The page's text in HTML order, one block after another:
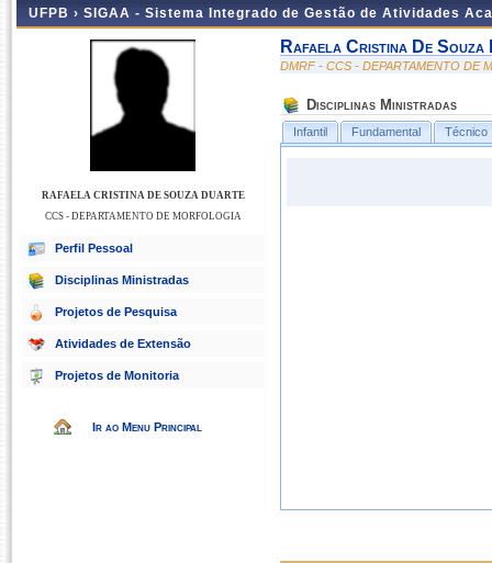
UFPB › SIGAA - Sistema Integrado de Gestão de Atividades
RAFAELA CRISTINA DE SOUZA DUARTE
CCS - DEPARTAMENTO DE MORFOLOGIA
Perfil Pessoal
Disciplinas Ministradas
Projetos de Pesquisa
Atividades de Extensão
Projetos de Monitoria
Ir ao Menu Principal
Rafaela Cristina De Souza
DMRF - CCS - DEPARTAMENTO DE
Disciplinas Ministradas
Infantil Fundamental Técnico